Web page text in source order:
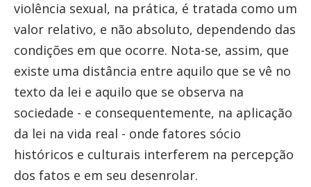
violência sexual, na prática, é tratada como um
valor relativo, e não absoluto, dependendo das
condições em que ocorre. Nota-se, assim, que
existe uma distância entre aquilo que se vê no
texto da lei e aquilo que se observa na
sociedade - e consequentemente, na aplicação
da lei na vida real - onde fatores sócio
históricos e culturais interferem na percepção
dos fatos e em seu desenrolar.